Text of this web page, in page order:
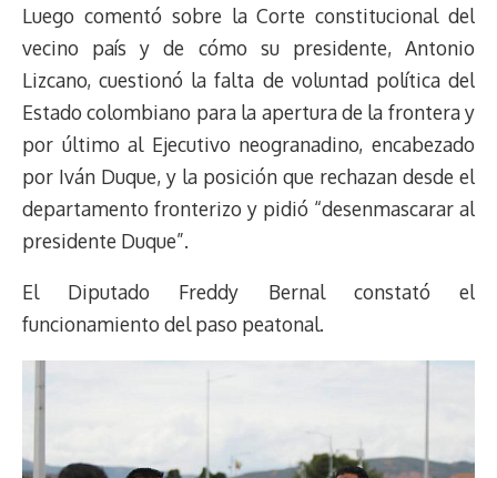
Luego comentó sobre la Corte constitucional del
vecino país y de cómo su presidente, Antonio
Lizcano, cuestionó la falta de voluntad política del
Estado colombiano para la apertura de la frontera y
por último al Ejecutivo neogranadino, encabezado
por Iván Duque, y la posición que rechazan desde el
departamento fronterizo y pidió “desenmascarar al
presidente Duque”.
El Diputado Freddy Bernal constató el
funcionamiento del paso peatonal.